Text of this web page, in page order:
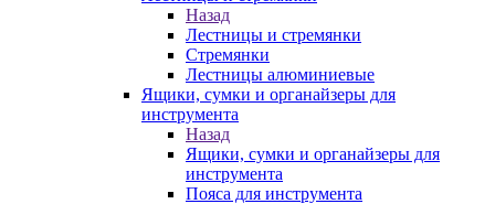
Назад
Лестницы и стремянки
Стремянки
Лестницы алюминиевые
Ящики, сумки и органайзеры для
инструмента
Назад
Ящики, сумки и органайзеры для
инструмента
Пояса для инструмента